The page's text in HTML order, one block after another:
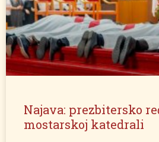
Najava: prezbitersko
mostarskoj katedrali